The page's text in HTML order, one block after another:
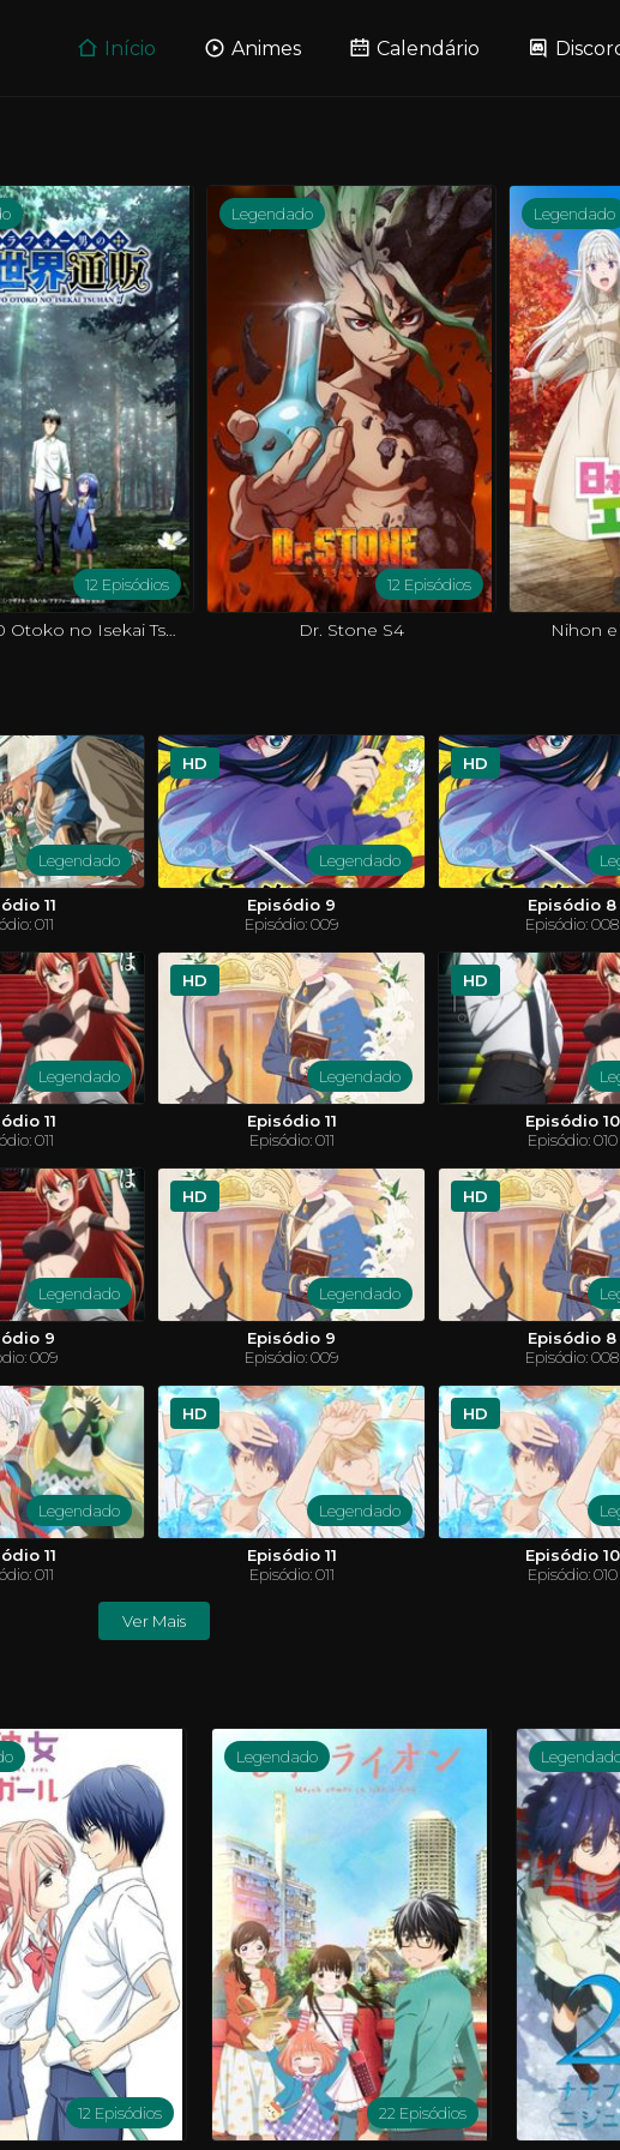
Início Animes Calendário
12 Episódios
Around 40 Otoko no Isekai Tsuuhan
Legendado
12 Episódios
Dr. Stone S4
Legendado
Nihon
Legendado
11
011
HD
Legendado
Episódio 9
Episódio: 009
HD
Episódio 8
Episódio: 008
Legendado
11
011
HD
Legendado
Episódio 11
Episódio: 011
HD
Episódio 10
Episódio: 010
Legendado
9
009
HD
Legendado
Episódio 9
Episódio: 009
HD
Episódio 8
Episódio: 008
Legendado
11
011
HD
Legendado
Episódio 11
Episódio: 011
HD
Episódio 10
Episódio: 010
Ver Mais
Yu-Gi-Oh! S1
O jovem estudante do ensino médio Yugi Muto
derrota o campeão mundial, Seto Kaiba, em um
duelo de cartas com a misteriosa ajuda do quebra-
inesperada, Yugi se torna famoso em todo o
mundo e passa a participar de outros duelos para
salvar os amigos e a família.
AVENTURA
FANTASIA
FICÇÃO CIENTÍFICA
SHOUNEN
Clarencio, O Otimista
Clarêncio é um menino espirituoso
boas em tudo, e por isso é um
melhores amigos são Jeff, um
Sumo, um menino com um
sempre está ao lado de Clarêncio.
únicas da vida de Clarêncio podem
CARTOON COMÉDIA
12 Episódios
Legendado
22 Episódios